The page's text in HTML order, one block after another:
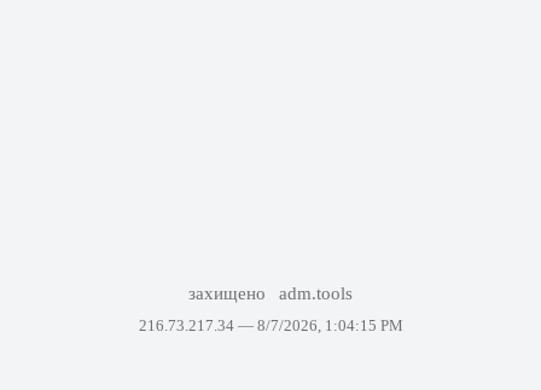
захищено adm.tools
216.73.217.34 — 8/7/2026, 1:04:15 PM